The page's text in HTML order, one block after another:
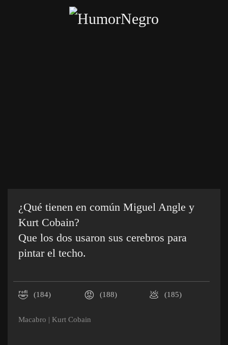
¿Qué tienen en común Miguel Angle y
Kurt Cobain?
Que los dos usaron sus cerebros para
pintar el techo.
🤣 (184) 😡 (188) 💩 (185)
Macabro | Kurt Cobain